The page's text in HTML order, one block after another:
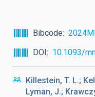
Bibcode
DOI
10.1093/
Killestein, T. L.;
Lyman, J.;